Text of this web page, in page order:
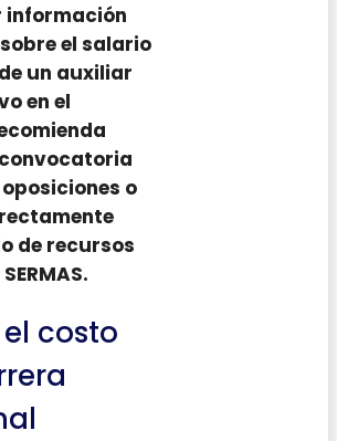
información
el salario
un auxiliar
en el
o
de recursos
costo